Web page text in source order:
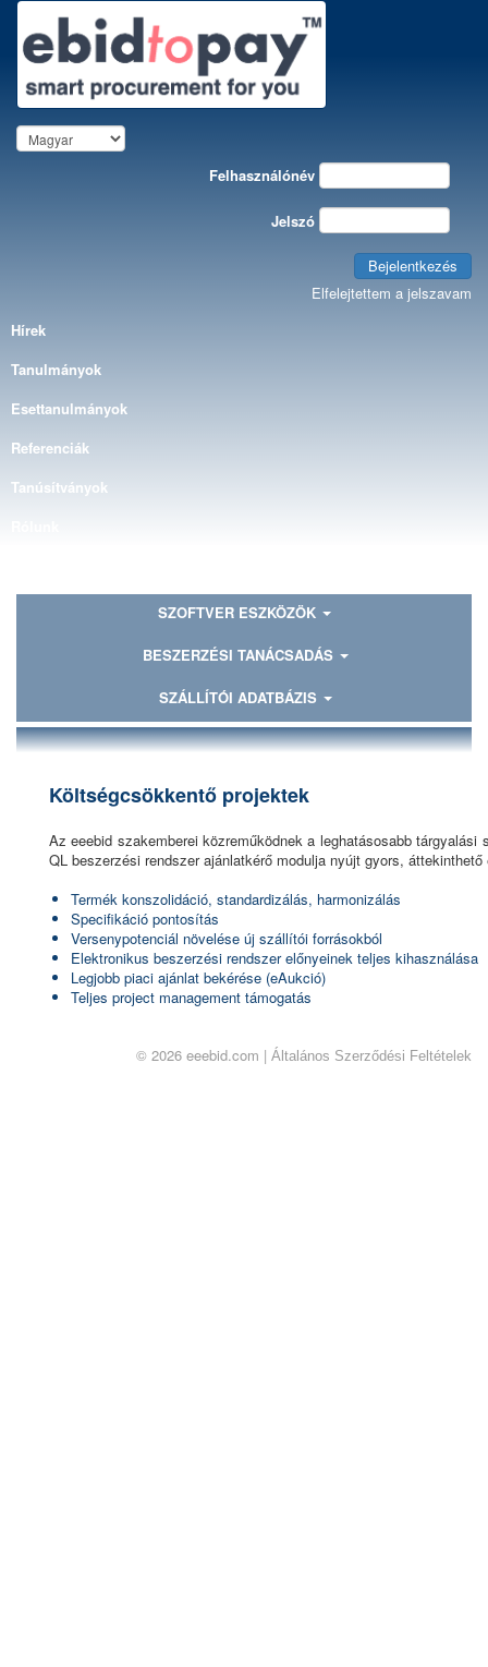
Felhasználónév
Jelszó
Bejelentkezés
Elfelejtettem a jelszavam
Hírek
Tanulmányok
Esettanulmányok
Referenciák
Tanúsítványok
SZOFTVER ESZKÖZÖK
BESZERZÉSI TANÁCSADÁS
SZÁLLÍTÓI ADATBÁZIS
Költségcsökkentő projektek
Az eeebid szakemberei közreműködnek a leghatásosabb
QL beszerzési rendszer ajánlatkérő modulja nyújt gyors,
Termék konszolidáció, standardizálás, harmonizálás
Specifikáció pontosítás
Versenypotenciál növelése új szállítói forrásokból
Elektronikus beszerzési rendszer előnyeinek teljes kihasználása
Legjobb piaci ajánlat bekérése (eAukció)
Teljes project management támogatás
© 2026 eeebid.com | Általános Szerződési Feltételek